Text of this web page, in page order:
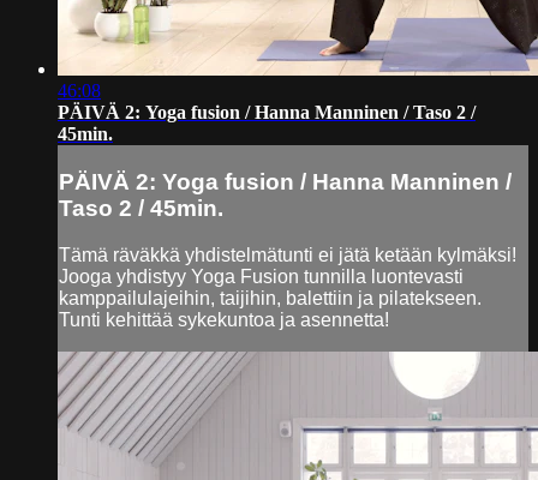
46:08
PÄIVÄ 2: Yoga fusion / Hanna Manninen / Taso 2 /
45min.
PÄIVÄ 2: Yoga fusion / Hanna Manninen /
Taso 2 / 45min.
Tämä räväkkä yhdistelmätunti ei jätä ketään kylmäksi!
Jooga yhdistyy Yoga Fusion tunnilla luontevasti
kamppailulajeihin, taijihin, balettiin ja pilatekseen.
Tunti kehittää sykekuntoa ja asennetta!